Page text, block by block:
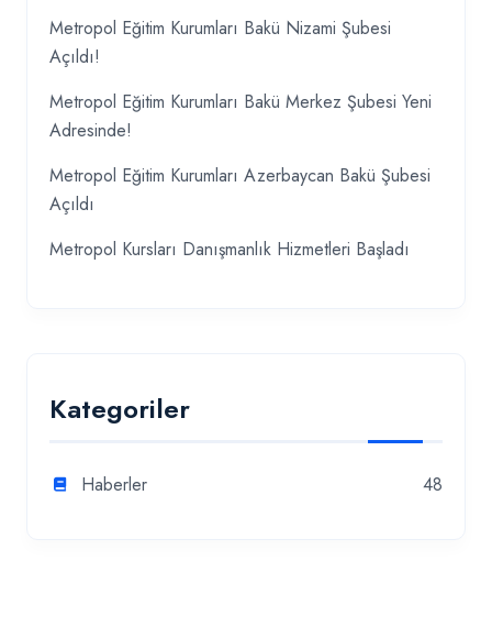
Metropol Eğitim Kurumları Bakü Nizami Şubesi
Açıldı!
Metropol Eğitim Kurumları Bakü Merkez Şubesi Yeni
Adresinde!
Metropol Eğitim Kurumları Azerbaycan Bakü Şubesi
Açıldı
Metropol Kursları Danışmanlık Hizmetleri Başladı
Kategoriler
Haberler 48